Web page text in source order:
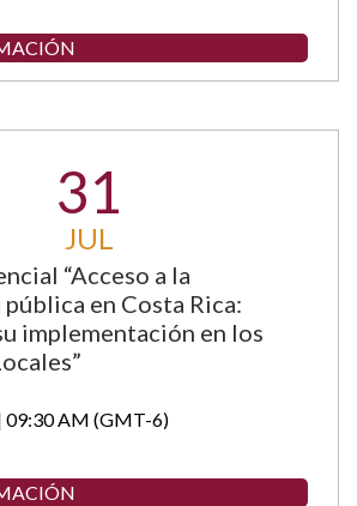
31
JUL
“Acceso a la
en Costa Rica:
implementación en los
09:30 AM (GMT-6)